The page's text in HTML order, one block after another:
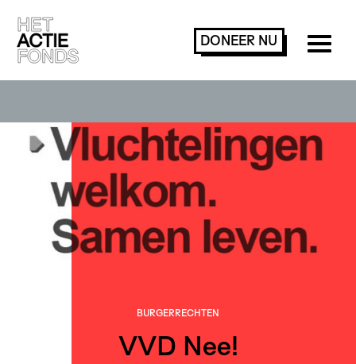
DONEER NU
BURGER­RECHTEN
VVD Nee!